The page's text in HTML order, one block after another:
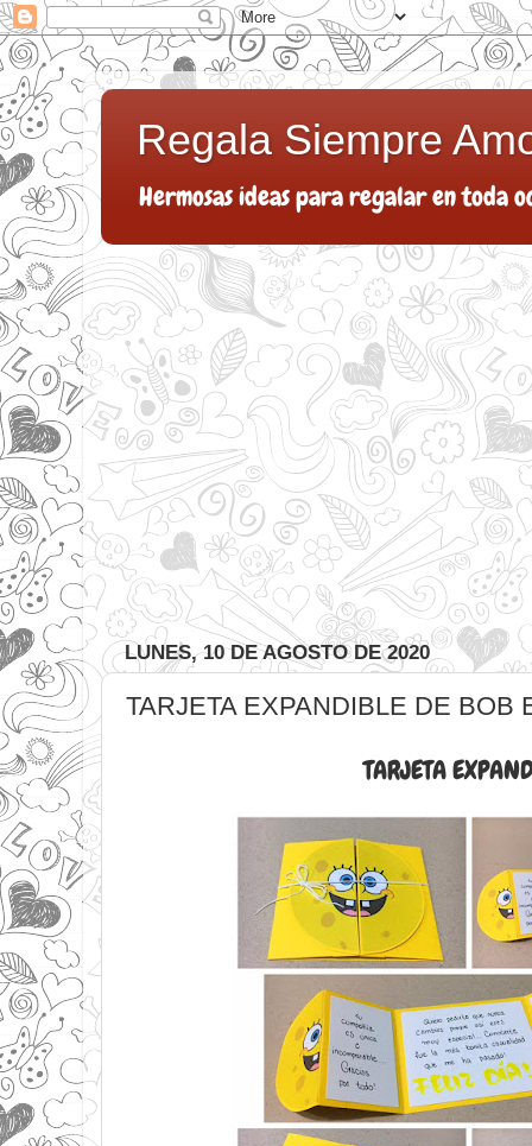
Regala Siempre
Hermosas ideas para regalar en toda
LUNES, 10 DE AGOSTO DE 2020
TARJETA EXPANDIBLE DE BOB
TARJETA